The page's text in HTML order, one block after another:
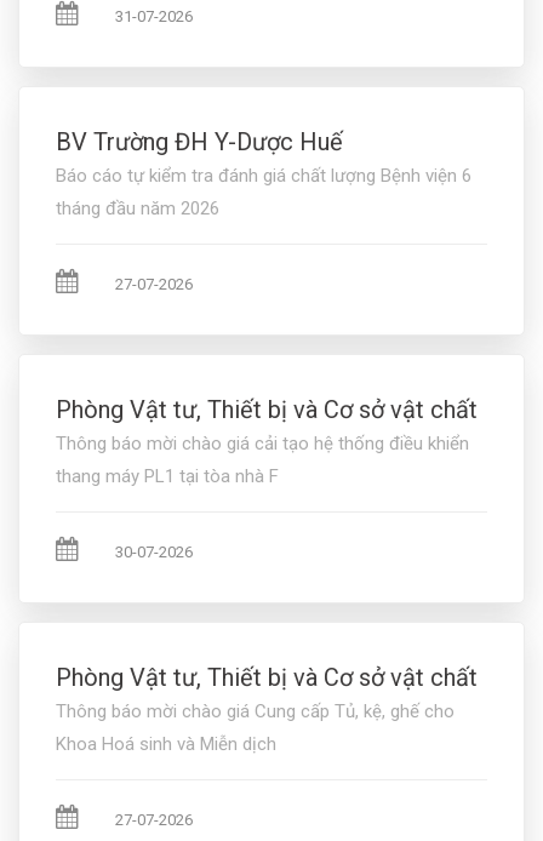
31-07-2026
BV Trường ĐH Y-Dược Huế
Báo cáo tự kiểm tra đánh giá chất lượng Bệnh viện 6
tháng đầu năm 2026
27-07-2026
Phòng Vật tư, Thiết bị và Cơ sở vật chất
Thông báo mời chào giá cải tạo hệ thống điều khiển
thang máy PL1 tại tòa nhà F
30-07-2026
Phòng Vật tư, Thiết bị và Cơ sở vật chất
Thông báo mời chào giá Cung cấp Tủ, kệ, ghế cho
Khoa Hoá sinh và Miễn dịch
27-07-2026